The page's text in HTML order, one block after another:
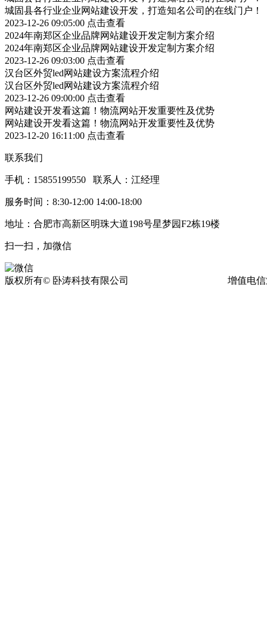
城固县各行业企业网站建设开发，打造知名公司的在线门户！
2023-12-26 09:05:00 点击查看
2024年南郑区企业品牌网站建设开发定制方案介绍
2024年南郑区企业品牌网站建设开发定制方案介绍
2023-12-26 09:03:00 点击查看
汉台区外贸led网站建设方案流程介绍
汉台区外贸led网站建设方案流程介绍
2023-12-26 09:00:00 点击查看
网站建设开发看这篇！物流网站开发重要性及优势
网站建设开发看这篇！物流网站开发重要性及优势
2023-12-20 16:11:00 点击查看
联系我们
手机：15855199550 联系人：江经理
服务时间：8:30-12:00 14:00-18:00
地址：合肥市高新区明珠大道198号星梦园F2栋19楼
扫一扫，加微信
版权所有© 卧涛科技有限公司 增值电